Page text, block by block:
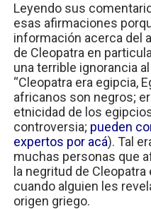
Leyendo sus
esas afirmaciones
información acerca del
de Cleopatra en
una terrible ignorancia
“Cleopatra era egipcia,
africanos son negros;
etnicidad de los
controversia; pueden
expertos por acá). Tal
muchas personas que
la negritud de
cuando alguien les
origen griego.